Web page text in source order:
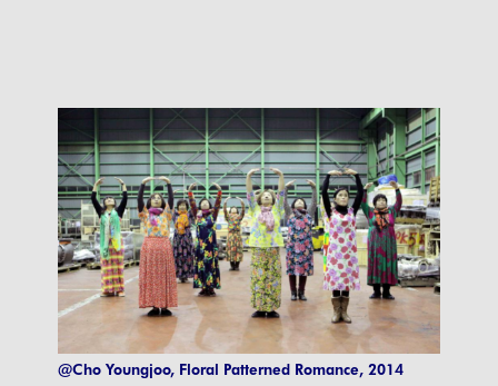
@Cho Youngjoo, Floral Patterned Romance, 2014